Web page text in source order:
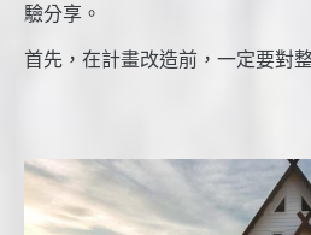
驗分享。
首先，在計畫改造前，一定要對